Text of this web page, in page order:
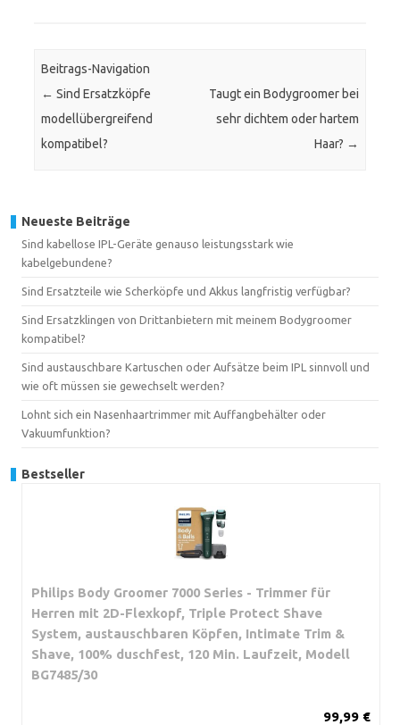
Beitrags-Navigation
← Sind Ersatzköpfe
modellübergreifend
kompatibel?
Taugt ein Bodygroomer bei
sehr dichtem oder hartem
Haar? →
Neueste Beiträge
Sind kabellose IPL-Geräte genauso leistungsstark wie
kabelgebundene?
Sind Ersatzteile wie Scherköpfe und Akkus langfristig verfügbar?
Sind Ersatzklingen von Drittanbietern mit meinem Bodygroomer
kompatibel?
Sind austauschbare Kartuschen oder Aufsätze beim IPL sinnvoll und
wie oft müssen sie gewechselt werden?
Lohnt sich ein Nasenhaartrimmer mit Auffangbehälter oder
Vakuumfunktion?
Bestseller
Philips Body Groomer 7000 Series - Trimmer für
Herren mit 2D-Flexkopf, Triple Protect Shave
System, austauschbaren Köpfen, Intimate Trim &
Shave, 100% duschfest, 120 Min. Laufzeit, Modell
BG7485/30
99,99 €